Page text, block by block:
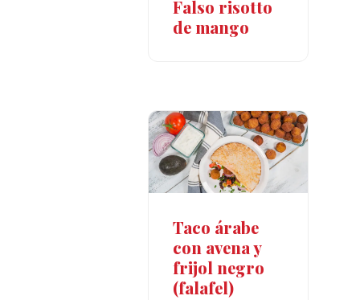
Falso risotto
de mango
Taco árabe
con avena y
frijol negro
(falafel)